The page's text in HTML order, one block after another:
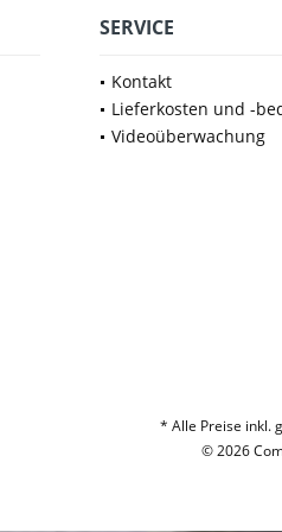
SERVICE
Kontakt
Lieferkosten und -
Videoüberwachung
* Alle Preise inkl.
© 2026